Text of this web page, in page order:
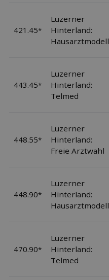
421.45*
Luzerner
Hinterland:
Hausarztmodell
443.45*
Luzerner
Hinterland:
Telmed
448.55*
Luzerner
Hinterland:
Freie Arztwahl
448.90*
Luzerner
Hinterland:
Hausarztmodell
470.90*
Luzerner
Hinterland:
Telmed